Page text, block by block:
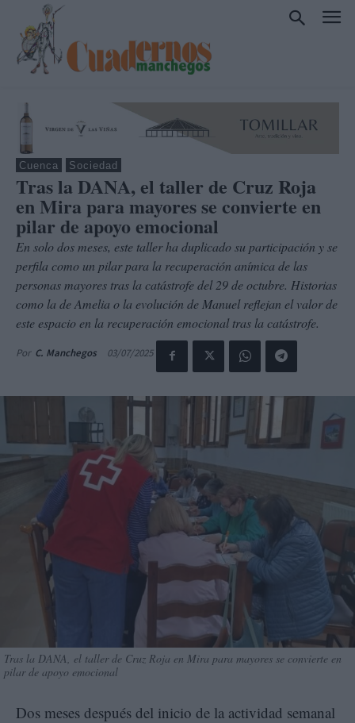
Cuenca Sociedad
Tras la DANA, el taller de Cruz Roja
en Mira para mayores se convierte en
pilar de apoyo emocional
En solo dos meses, este taller ha duplicado su participación y se
perfila como un pilar para la recuperación anímica de las
personas mayores tras la catástrofe del 29 de octubre. Historias
como la de Amelia o la evolución de Manuel reflejan el valor de
este espacio en la recuperación emocional tras la catástrofe.
Por C. Manchegos 03/07/2025
Tras la DANA, el taller de Cruz Roja en Mira para mayores se convierte en
pilar de apoyo emocional
Dos meses después del inicio de la actividad semanal